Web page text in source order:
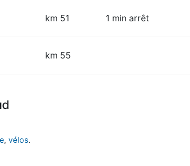
km 51 1 min arrêt
km 55
, vélos.